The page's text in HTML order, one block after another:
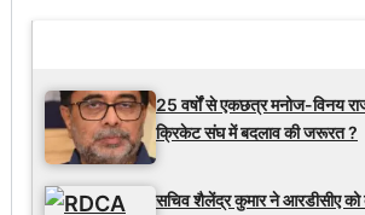
25 वर्षों से एकछत्र मनोज-विनय
क्रिकेट संघ में बदलाव की जरूरत ?
सचिव शैलेंद्र कुमार ने आरडीसीए को